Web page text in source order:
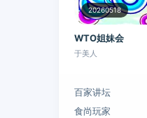
20260518
WTO姐妹会
于美人
百家讲坛
食尚玩家